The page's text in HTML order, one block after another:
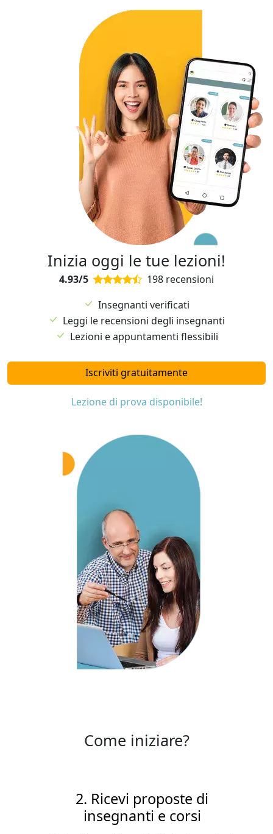
Inizia oggi le tue lezioni!
4.93/5
198 recensioni
Insegnanti verificati
Leggi le recensioni degli insegnanti
Lezioni e appuntamenti flessibili
Iscriviti gratuitamente
Lezione di prova disponibile!
Come iniziare?
2. Ricevi proposte di
insegnanti e corsi